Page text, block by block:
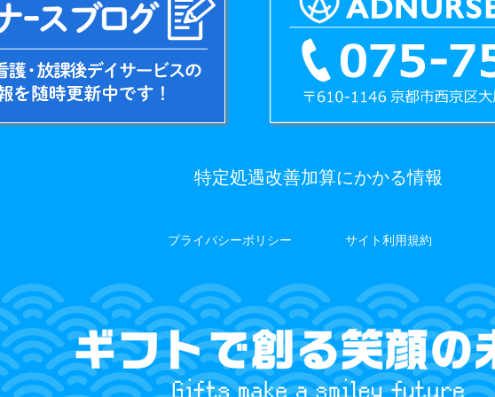
特定処遇改善加算にかかる情報
プライバシーポリシー サイト利用規約